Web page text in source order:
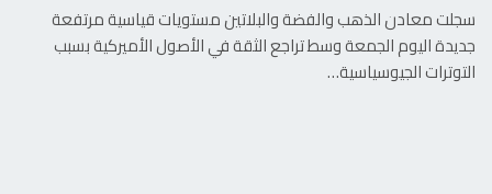
سجلت معادن الذهب والفضة والبلاتين مستويات قياسية مرتفعة
جديدة اليوم الجمعة وسط تراجع الثقة في الأصول الأميركية بسبب
التوترات الجيوسياسية…